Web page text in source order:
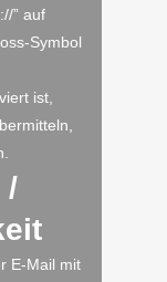
” auf
Symbol
ist,
/
E-Mail mit